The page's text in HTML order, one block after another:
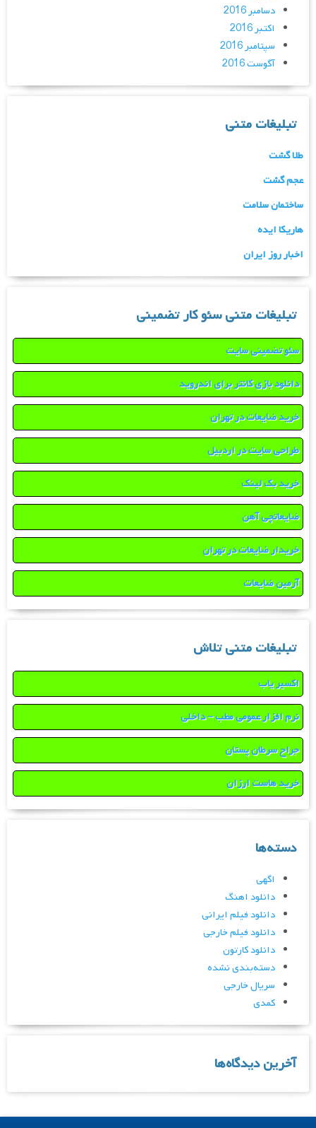
دسامبر 2016
اکتبر 2016
سپتامبر 2016
آگوست 2016
تبلیغات متنی
طلا گشت
عجم گشت
ساختمان سلامت
هاریکا ایده
اخبار روز ایران
تبلیغات متنی سئو کار تضمینی
سئو تضمینی سایت
دانلود بازی کانتر برای اندروید
خرید ضایعات در تهران
طراحی سایت در اردبیل
خرید بک لینک
ضایعاتچی آهن
خریدار ضایعات در تهران
آرمین ضایعات
تبلیغات متنی تلاش
اکسیر یاب
نرم افزار عمومی مطب – داخلی
جراح سرطان پستان
خرید هاست ارزان
دسته‌ها
اگهی
دانلود اهنگ
دانلود فیلم ایرانی
دانلود فیلم خارجی
دانلود کارتون
دسته‌بندی نشده
سریال خارجی
کمدی
آخرین دیدگاه‌ها